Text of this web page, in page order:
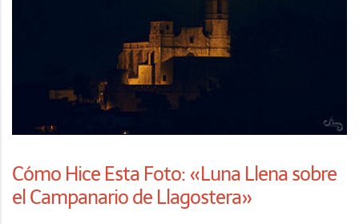
Cómo Hice Esta Foto: «Luna Llena sobre
el Campanario de Llagostera»